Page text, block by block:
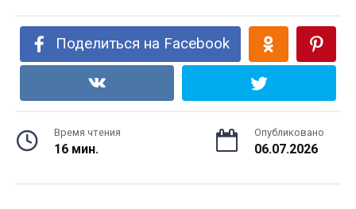
Поделиться на Facebook
Время чтения
16 мин.
Опубликовано
06.07.2026